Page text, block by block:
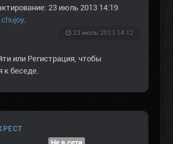
23 июль 2013 14:19
chujoy.
23 июль 2013 14:12
или Регистрация, чтобы
к беседе.